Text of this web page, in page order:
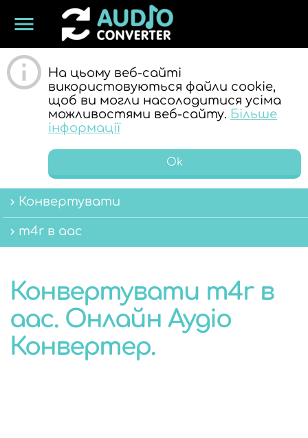
menu
ОНЛАЙН
АУДІО
КОНВЕРТЕР
На цьому веб-сайті
використовуються файли cookie,
щоб ви могли насолодитися усіма
можливостями веб-сайту. Більше
інформації
Ok
Конвертувати
m4r в aac
Конвертувати m4r в
aac. Онлайн Аудіо
Конвертер.